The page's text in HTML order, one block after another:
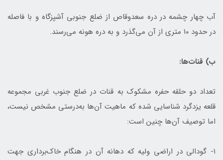
آب چهار چشمه در دره سعدوقاص از ضلع جنوبی آشپزگاه و با فاصله
در حدود ۱۰ متری از آن می‌گذرد و به دره هونه می‌رسند.
ب) قنات‌ها:
تعداد دو حلقه حفره مشکوک به قنات در ضلع جنوب غربی مجموعه
قلعه یزدگرد شناسایی شده که ماهیت آن‌ها به‌درستی مشخص نیست،
اما توصیف آن‌ها چنین است:
۱- گودالی در اراضی ولیه که دهانه آن در هنگام خاک‌برداری جهت